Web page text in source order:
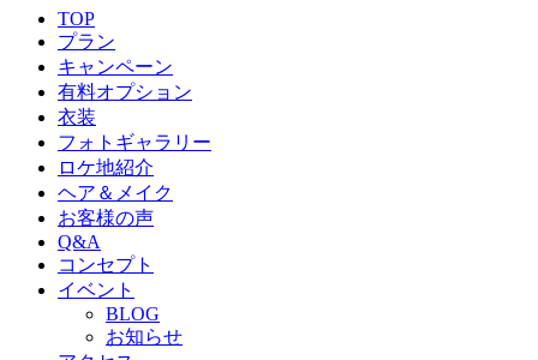
TOP
プラン
キャンペーン
有料オプション
衣装
フォトギャラリー
ロケ地紹介
ヘア＆メイク
お客様の声
Q&A
コンセプト
イベント
BLOG
お知らせ